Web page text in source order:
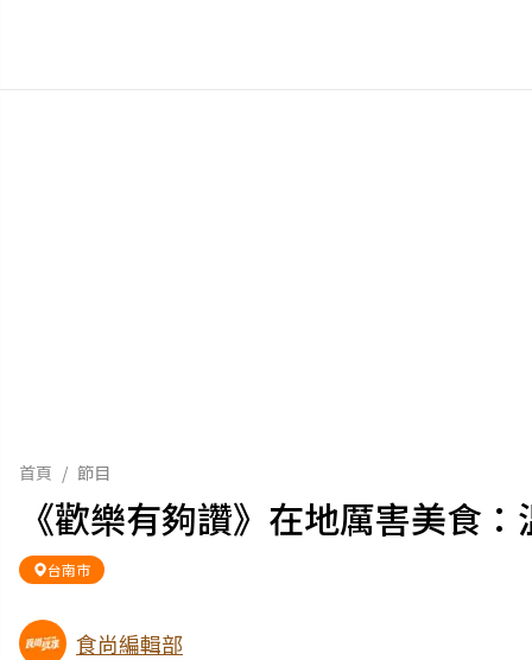
首頁 / 節目
《歡樂有夠讚》在地厲害美食
台南市
食尚編輯部